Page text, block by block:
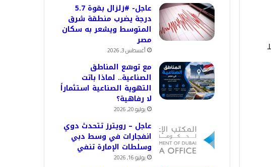
عاجل- #زلزال بقوة 5.7
درجة يضرب منطقة شرق
المتوسط ويشعر به سكان
مصر
أغسطس 3, 2026
مع توسّع المناطق
الصناعية.. لماذا باتت
التهوية الصناعية استثماراً
لا رفاهية؟
يوليو 20, 2026
عاجل – رويترز تتحدث دوي
انفجارات في وسط دبي
وسلطات الإمارة تنفي
يوليو 16, 2026